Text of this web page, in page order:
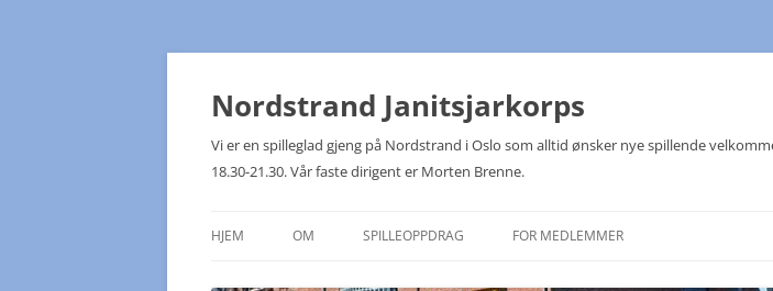
Hopp
Nordstrand Janitsjarkorps
Vi er en spilleglad gjeng på Nordstrand i Oslo som alltid ønsker nye spillende
18.30-21.30. Vår faste dirigent er Morten Brenne.
HJEM OM SPILLEOPPDRAG FOR MEDLEMMER